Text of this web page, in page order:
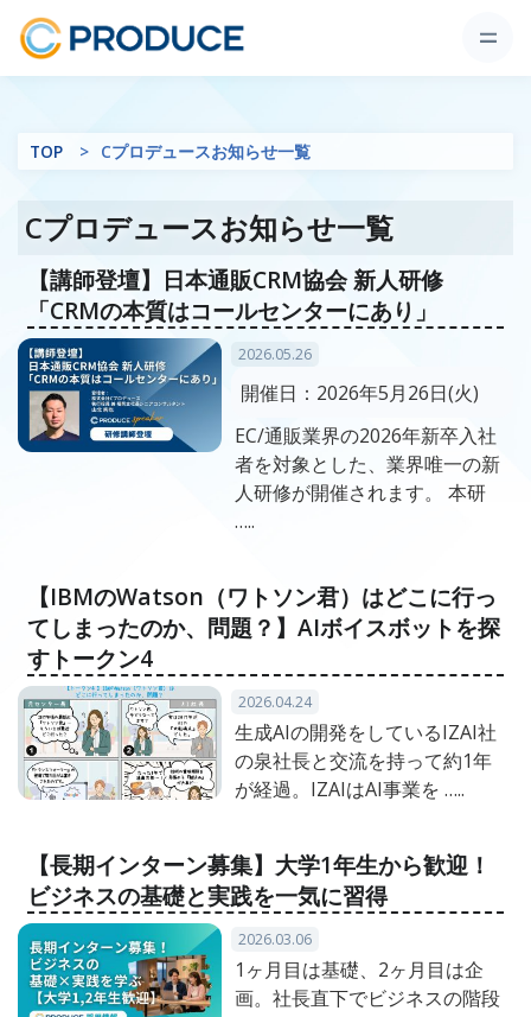
TOP Cプロデュースお知らせ一覧
Cプロデュースお知らせ一覧
【講師登壇】日本通販CRM協会 新人研修
「CRMの本質はコールセンターにあり」
2026.05.26
開催日： 2026年5月26日(火)
EC/通販業界の2026年新卒入社
者を対象とした、業界唯一の新
人研修が開催されます。 本研
…..
【IBMのWatson（ワトソン君）はどこに行っ
てしまったのか、問題？】AIボイスボットを探
すトークン4
2026.04.24
生成AIの開発をしているIZAI社
の泉社長と交流を持って約1年
が経過。IZAIはAI事業を …..
【長期インターン募集】大学1年生から歓迎！
ビジネスの基礎と実践を一気に習得
2026.03.06
1ヶ月目は基礎、2ヶ月目は企
画。社長直下でビジネスの階段